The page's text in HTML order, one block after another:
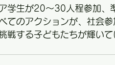
学生が20～30人程参加、
てのアクションが、社会
戦する子どもたちが輝いて